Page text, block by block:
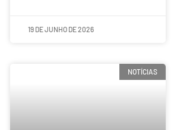
19 DE JUNHO DE 2026
NOTÍCIAS